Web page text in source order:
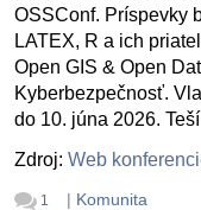
OSSConf. Príspevky
LATEX, R a ich
Open GIS & Open
Kyberbezpečnosť.
do 10. júna 2026.
Zdroj: Web
1 | Komunita